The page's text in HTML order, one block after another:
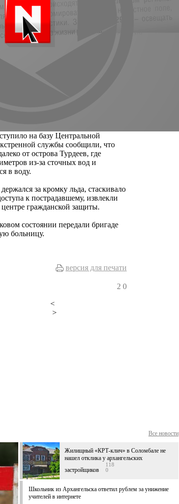
на базу Центральной
службы сообщили, что
от острова Турдеев, где
из-за сточных вод и
в воду.
за кромку льда, стаскивало
к пострадавшему, извлекли
гражданской защиты.
состоянии передали бригаде
больницу.
версия для печати
2 0
<
>
Все новости
Жилищный «КРТ-клич» в Соломбале не
нашел отклика у архангельских
застройщиков
118
0
Школьник из Архангельска ответил рублем за унижение
учителей в интернете